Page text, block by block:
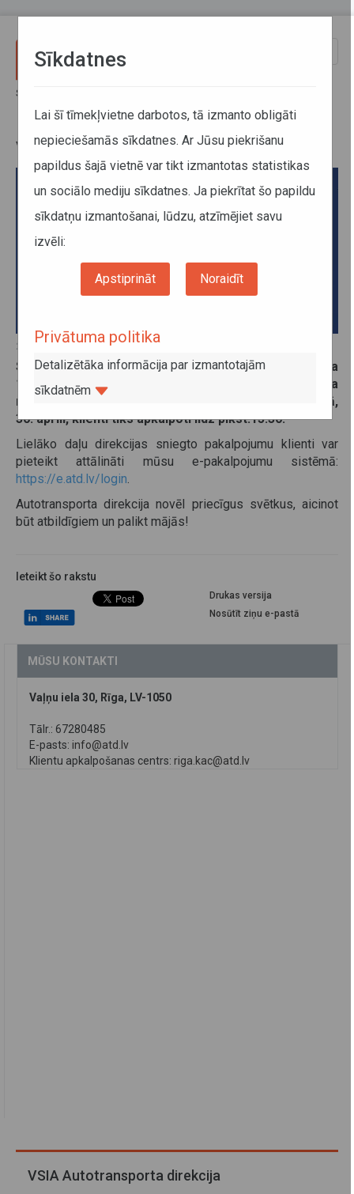
Sākums
Valsts svētkos mainīts darbalaiks
27. aprīlis 2020
Sakarā ar valsts svētkiem piektdien, 2020. gada
1. maijā, un pirmdien, 4. maijā, klientu apkalpošana
netiks nodrošināta. Savukārt pirmssvētku dienā,
30. aprīlī, klienti tiks apkalpoti līdz plkst.15.30.
Lielāko daļu direkcijas sniegto pakalpojumu klienti var
pieteikt attālināti mūsu e-pakalpojumu sistēmā:
https://e.atd.lv/login
Autotransporta direkcija novēl priecīgus svētkus, aicinot
būt atbildīgiem un palikt mājās!
Ieteikt šo rakstu
Drukas versija
Nosūtīt ziņu e-pastā
MŪSU KONTAKTI
Vaļņu iela 30, Rīga, LV-1050
Tālr.: 67280485
E-pasts: info@atd.lv
Klientu apkalpošanas centrs: riga.kac@atd.lv
VSIA Autotransporta direkcija
Sīkdatnes
Lai šī tīmekļvietne darbotos, tā izmanto obligāti
nepieciešamās sīkdatnes. Ar Jūsu piekrišanu
papildus šajā vietnē var tikt izmantotas statistikas
un sociālo mediju sīkdatnes. Ja piekrītat šo papildu
sīkdatņu izmantošanai, lūdzu, atzīmējiet savu
izvēli:
Apstiprināt Noraidīt
Privātuma politika
Detalizētāka informācija par izmantotajām
sīkdatnēm